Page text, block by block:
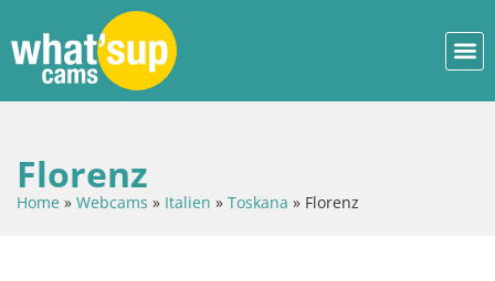
Florenz
Home » Webcams » Italien » Toskana » Florenz